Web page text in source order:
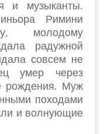
и музыканты.
Римини
молодому
радужной
совсем не
умер через
рождения. Муж
походами
и волнующие